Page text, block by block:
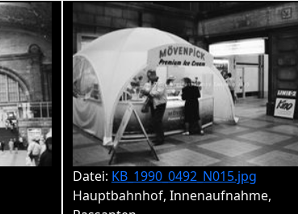
Datei: KB_1990_0492_N015.jpg
Hauptbahnhof, Innenaufnahme,